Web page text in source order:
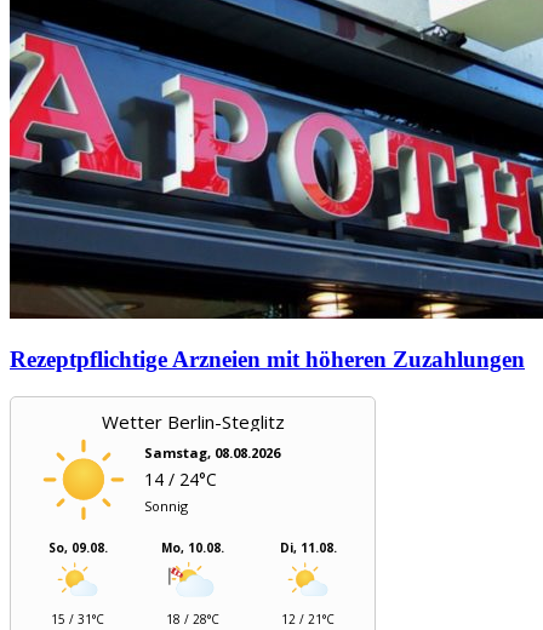
Rezeptpflichtige Arzneien mit höheren Zuzahlungen
Wetter Berlin-Steglitz
Samstag, 08.08.2026
14 / 24°C
Sonnig
So, 09.08.
15 / 31°C
Mo, 10.08.
18 / 28°C
Di, 11.08.
12 / 21°C